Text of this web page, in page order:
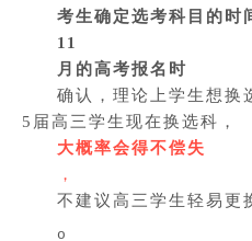
考生确定选考科目的时
11
月的高考报名时
确认，理论上学生想换
5届高三学生现在换选科，
大概率会得不偿失
，
不建议高三学生轻易更
o